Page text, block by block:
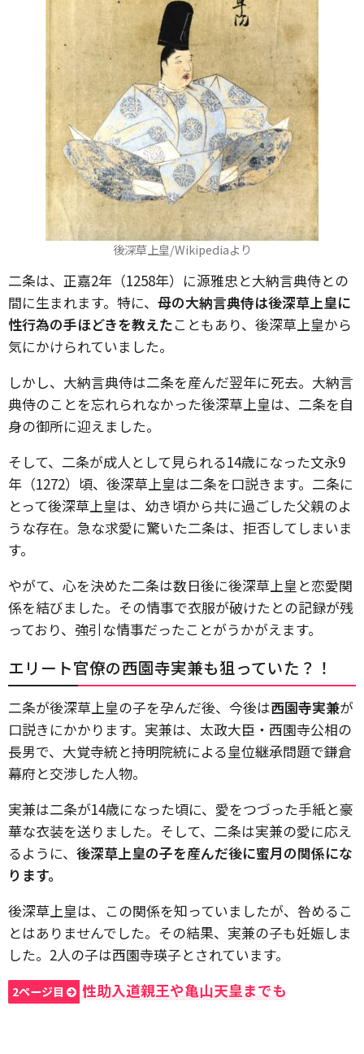
後深草上皇/Wikipediaより
二条は、正嘉2年（1258年）に源雅忠と大納言典侍との
間に生まれます。特に、 母の大納言典侍は後深草上皇に
性行為の手ほどきを教えたこともあり、後深草上皇から
気にかけられていました。
しかし、大納言典侍は二条を産んだ翌年に死去。大納言
典侍のことを忘れられなかった後深草上皇は、二条を自
身の御所に迎えました。
そして、二条が成人として見られる14歳になった文永9
年（1272）頃、後深草上皇は二条を口説きます。二条に
とって後深草上皇は、幼き頃から共に過ごした父親のよ
うな存在。急な求愛に驚いた二条は、拒否してしまいま
す。
やがて、心を決めた二条は数日後に後深草上皇と恋愛関
係を結びました。その情事で衣服が破けたとの記録が残
っており、強引な情事だったことがうかがえます。
エリート官僚の西園寺実兼も狙っていた？！
二条が後深草上皇の子を孕んだ後、今後は西園寺実兼が
口説きにかかります。実兼は、太政大臣・西園寺公相の
長男で、大覚寺統と持明院統による皇位継承問題で鎌倉
幕府と交渉した人物。
実兼は二条が14歳になった頃に、愛をつづった手紙と豪
華な衣装を送りました。そして、二条は実兼の愛に応え
るように、 後深草上皇の子を産んだ後に蜜月の関係にな
ります。
後深草上皇は、この関係を知っていましたが、咎めるこ
とはありませんでした。その結果、実兼の子も妊娠しま
した。2人の子は西園寺瑛子とされています。
2ページ目 性助入道親王や亀山天皇までも